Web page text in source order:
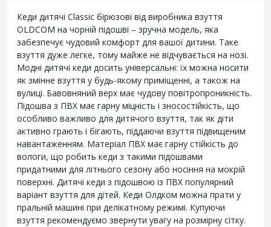
Кеди дитячі Classic бірюзові від виробника взуття
OLDCOM на чорній підошві – зручна модель, яка
забезпечує чудовий комфорт для вашої дитини. Таке
взуття дуже легке, тому майже не відчувається на нозі.
Модні дитячі кеди досить універсальні: їх можна носити
як змінне взуття у будь-якому приміщенні, а також на
вулиці. Бавовняний верх має чудову повітропроникність.
Підошва з ПВХ має гарну міцність і зносостійкість, що
особливо важливо для дитячого взуття, так як діти
активно грають і бігають, піддаючи взуття підвищеним
навантаженням. Матеріал ПВХ має гарну стійкість до
вологи, що робить кеди з такими підошвами
придатними для літнього сезону або носіння на мокрій
поверхні. Дитячі кеди з підошвою із ПВХ популярний
варіант взуття для дітей. Кеди Олдком можна прати у
пральній машині при делікатному режимі. Купуючи
взуття рекомендуємо звернути увагу на розмірну сітку.